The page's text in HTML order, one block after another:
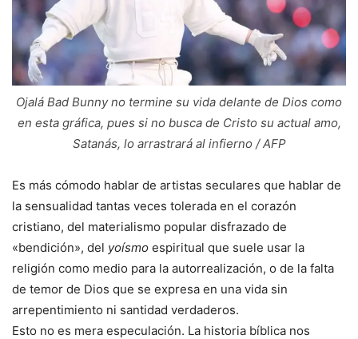
Ojalá Bad Bunny no termine su vida delante de Dios como
en esta gráfica, pues si no busca de Cristo su actual amo,
Satanás, lo arrastrará al infierno / AFP
Es más cómodo hablar de artistas seculares que hablar de
la sensualidad tantas veces tolerada en el corazón
cristiano, del materialismo popular disfrazado de
«bendición», del yoísmo espiritual que suele usar la
religión como medio para la autorrealización, o de la falta
de temor de Dios que se expresa en una vida sin
arrepentimiento ni santidad verdaderos.
Esto no es mera especulación. La historia bíblica nos